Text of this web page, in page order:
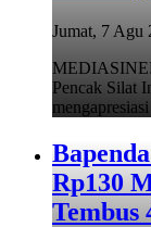
Jumat, 7 Agu
Pencak Silat
Rp130
Tembus